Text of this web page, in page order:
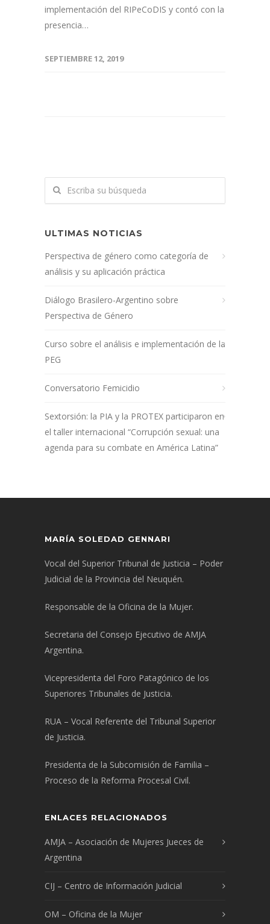
implementación del RIPeCoDIS y contó con la
presencia…
SEPTIEMBRE 12, 2019
ULTIMAS NOTICIAS
Perspectiva de género como categoría de
análisis y su aplicación práctica
Diálogo Brasilero-Argentino sobre
Perspectiva de Género
Curso sobre el análisis e implementación de la
PEG
Conversatorio Femicidio
Sextorsión: la PIA y la PROTEX participaron en
el taller internacional “Corrupción sexual: una
agenda para su combate en América Latina”
MARÍA SOLEDAD GENNARI
Vocal del Superior Tribunal de Justicia – Poder
Judicial de la Provincia del Neuquén.
Responsable de la Oficina de la Mujer.
Secretaria del Consejo Ejecutivo de AMJA
Argentina.
Vicepresidenta del Foro Patagónico de los
Superiores Tribunales de Justicia.
RUA – Vocal Referente del Tribunal Superior
de Justicia.
Presidenta de la Subcomisión de Familia –
Proceso de la Reforma Procesal Civil.
ENLACES RELACIONADOS
AMJA – Asociación de Mujeres Jueces de
Argentina
CIJ – Centro de Información Judicial
OM – Oficina de la Mujer